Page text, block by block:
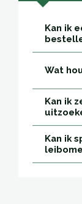
Kan ik
Wat
Kan ik
Kan ik